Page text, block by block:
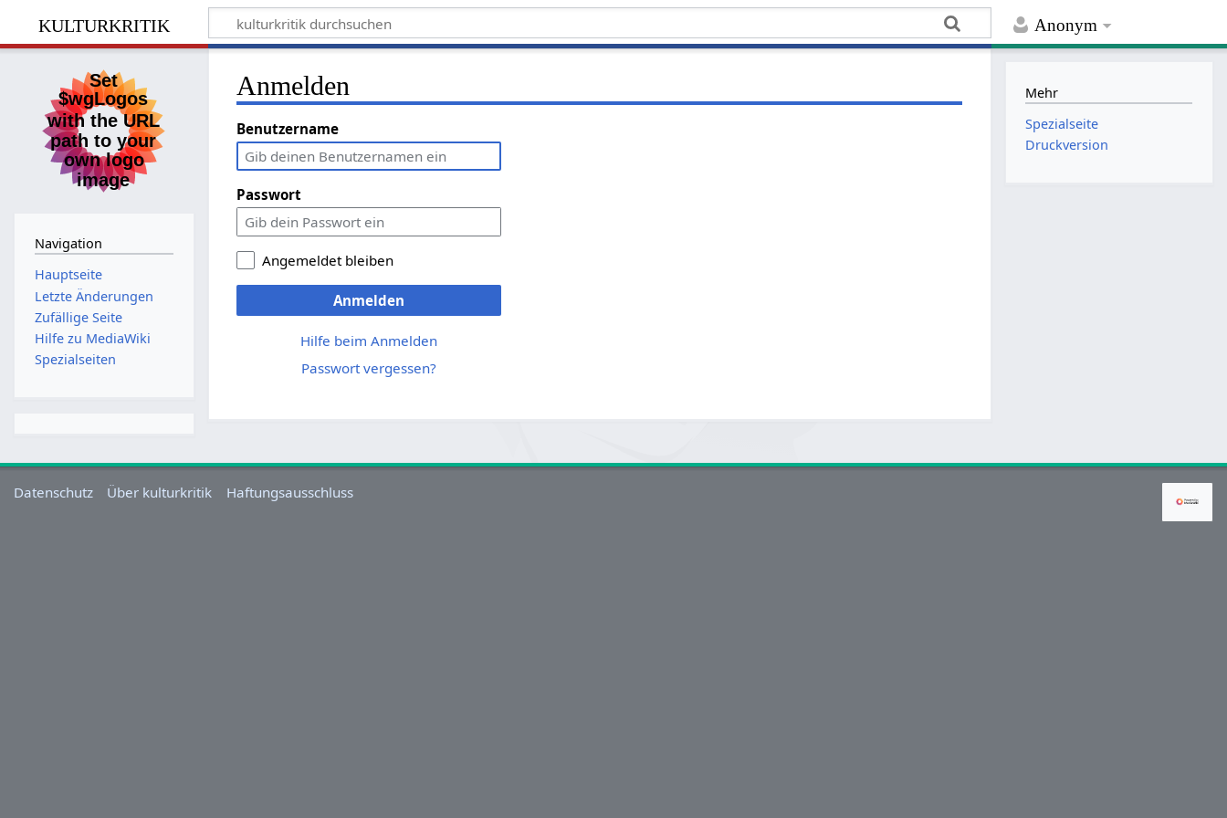
Anonym
kulturkritik
Anmelden
Benutzername
Passwort
Angemeldet bleiben
Anmelden
Hilfe beim Anmelden
Passwort vergessen?
Navigation
Hauptseite
Letzte Änderungen
Zufällige Seite
Hilfe zu MediaWiki
Spezialseiten
Mehr
Spezialseite
Druckversion
Datenschutz Über kulturkritik Haftungsausschluss